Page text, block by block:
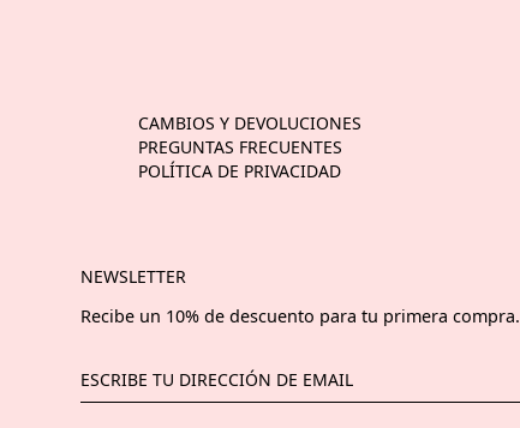
NEWSLETTER
Recibe un 10% de descuento para tu primera compra.
CAMBIOS Y DEVOLUCIONES
PREGUNTAS FRECUENTES
POLÍTICA DE PRIVACIDAD